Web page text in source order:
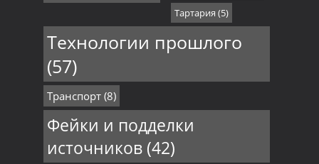
Тартария (5)
Технологии прошлого
(57)
Транспорт(8)
Фейки и подделки
источников(42)